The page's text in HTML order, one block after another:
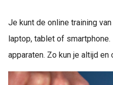
Je kunt de online training
laptop, tablet of
apparaten. Zo kun je altijd